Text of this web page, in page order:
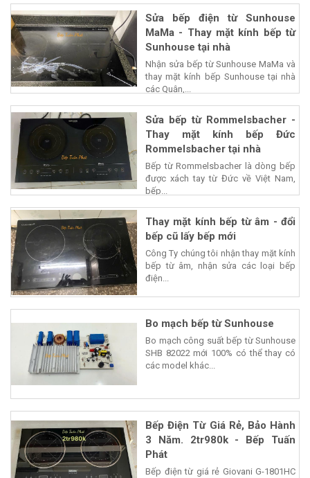
Sửa bếp điện từ Sunhouse
MaMa - Thay mặt kính bếp từ
Sunhouse tại nhà
Nhận sửa bếp từ Sunhouse MaMa và
thay mặt kính bếp Sunhouse tại nhà
các Quận,...
Sửa bếp từ Rommelsbacher -
Thay mặt kính bếp Đức
Rommelsbacher tại nhà
Bếp từ Rommelsbacher là dòng bếp
được xách tay từ Đức về Việt Nam,
bếp...
Thay mặt kính bếp từ âm - đổi
bếp cũ lấy bếp mới
Công Ty chúng tôi nhận thay mặt kính
bếp từ âm, nhận sửa các loại bếp
điện...
Bo mạch bếp từ Sunhouse
Bo mạch công suất bếp từ Sunhouse
SHB 82022 mới 100% có thể thay có
các model khác...
Bếp Điện Từ Giá Rẻ, Bảo Hành
3 Năm. 2tr980k - Bếp Tuấn
Phát
Bếp điện từ giá rẻ Giovani G-1801HC